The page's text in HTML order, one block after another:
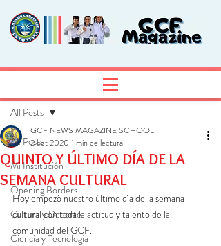
All Posts
Mi Institución
Opening Borders
Cultura y Deporte
Ciencia y Tecnología
All Posts
QUINTO Y ÚLTIMO DÍA DE LA
SEMANA CULTURAL
GCF NEWS MAGAZINE SCHOOL
2 oct 2020 1 min de lectura
Hoy empezó nuestro último día de la semana
cultural con toda la actitud y talento de la
comunidad del GCF.